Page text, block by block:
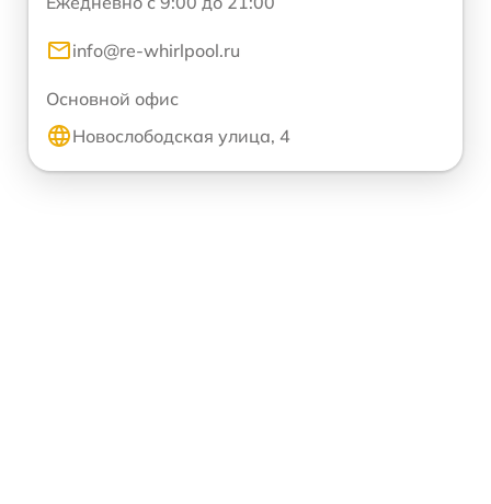
info@re-whirlpool.ru
Основной офис
Новослободская улица, 4